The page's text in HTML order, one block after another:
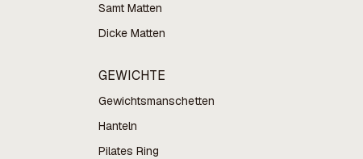
Samt Matten
Dicke Matten
GEWICHTE
Gewichtsmanschetten
Hanteln
Pilates Ring